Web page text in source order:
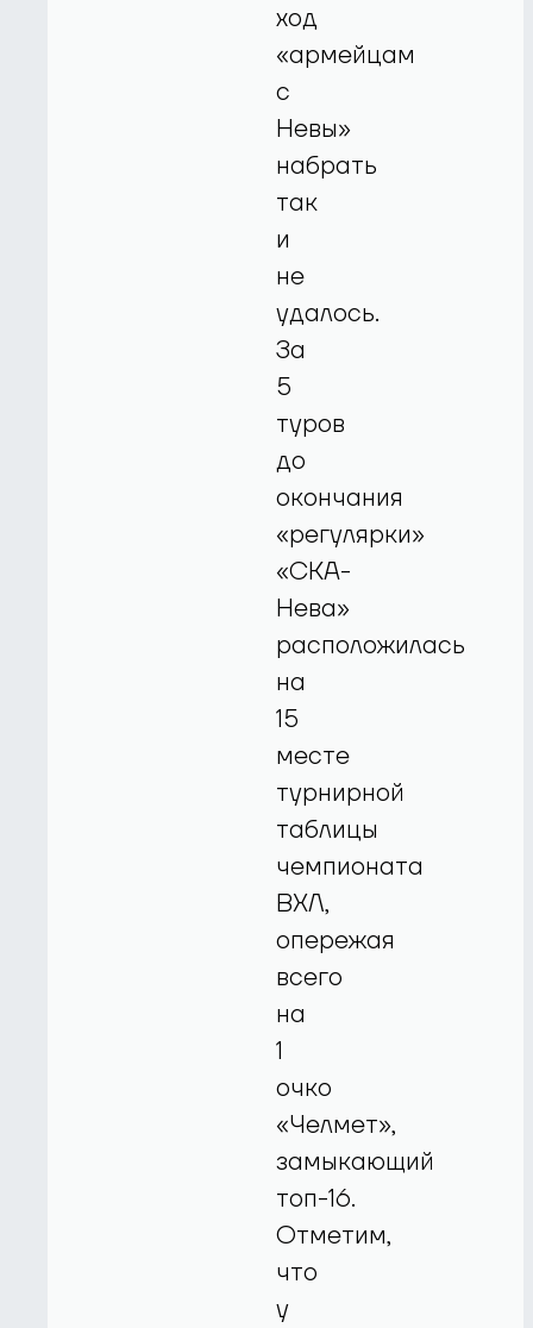
ход
«армейцам
с
Невы»
набрать
так
и
не
удалось.
За
5
туров
до
окончания
«регулярки»
«СКА-
Нева»
расположилась
на
15
месте
турнирной
таблицы
чемпионата
ВХЛ,
опережая
всего
на
1
очко
«Челмет»,
замыкающий
топ-16.
Отметим,
что
у